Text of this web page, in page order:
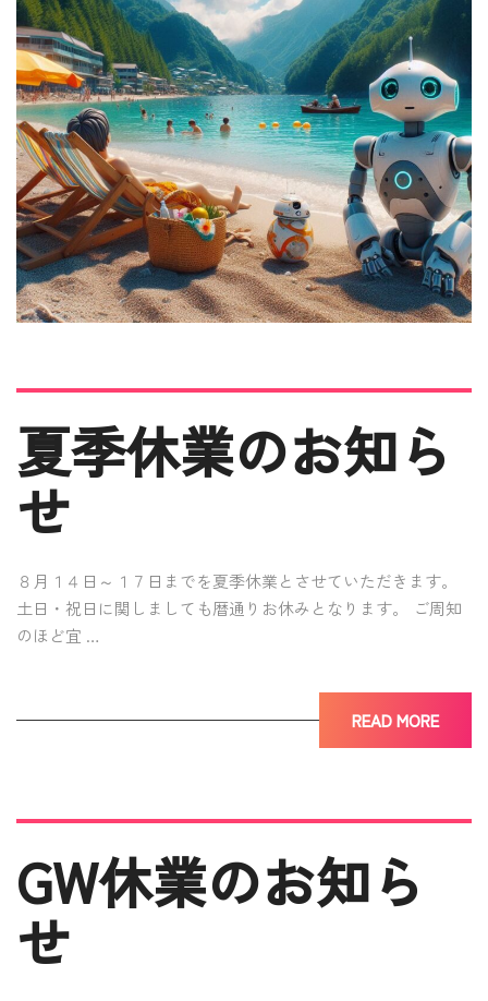
夏季休業のお知ら
せ
８月１４日～１７日までを夏季休業とさせていただきます。
土日・祝日に関しましても暦通りお休みとなります。 ご周知
のほど宜 …
READ MORE
GW休業のお知ら
せ